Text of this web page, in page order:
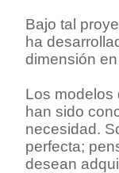
Bajo tal
ha
dimensión
Los modelos
han sido
necesidad.
perfecta;
desean